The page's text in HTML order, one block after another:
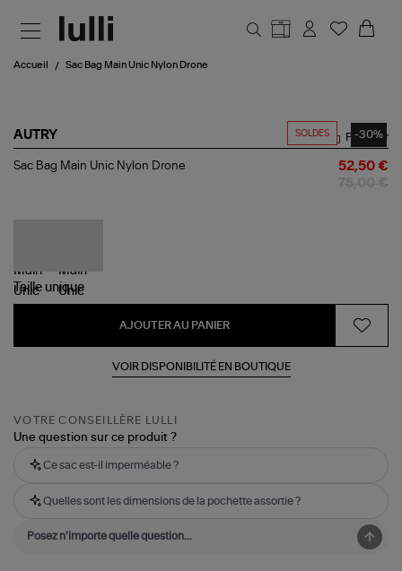
Accueil Sac Bag Main Unic Nylon Drone
SOLDES -30%
AUTRY
Sac
Partager
Sac Bag Main Unic Nylon Drone 52,50 €
Taille unique
AJOUTER AU PANIER
VOIR DISPONIBILITÉ EN BOUTIQUE
VOTRE CONSEILLÈRE LULLI
Une question sur ce produit ?
Ce sac est-il imperméable ?
Quelles sont les dimensions de la pochette assortie ?